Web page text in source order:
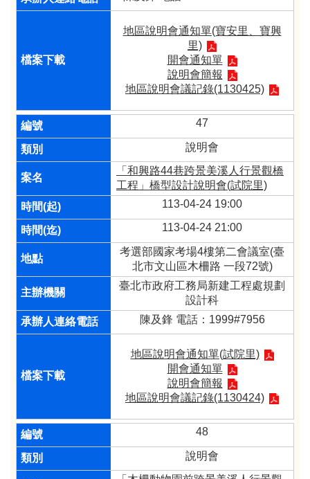
地區說明會通知單(寶安里、寶興
里)
開會通知單
說明會簡報
地區說明會議記錄(1130425)
47
說明會
「和興路44巷跨景美溪人行景觀橋
工程」橋型設計說明會(試院里)
113-04-24 19:00
113-04-24 21:00
考選部國家考場4樓第二會議室(臺
北市文山區木柵路 一段72號)
臺北市政府工務局新建工程處規劃
設計科
陳及鋒 電話：1999#7956
地區說明會通知單(試院里)
開會通知單
說明會簡報
地區說明會議記錄(1130424)
48
說明會